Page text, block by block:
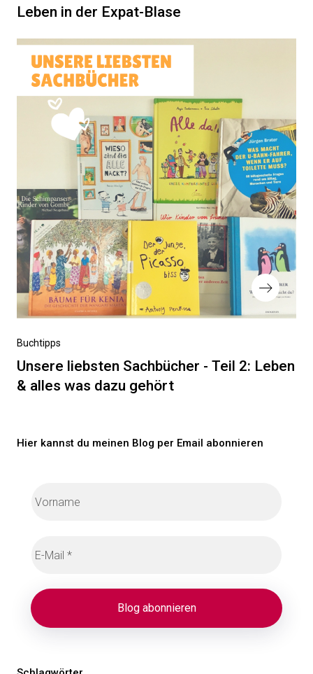
Beitrag
Leben in der Expat-Blase
Nächster
Beitrag
Buchtipps
Unsere liebsten Sachbücher - Teil 2: Leben
& alles was dazu gehört
Hier kannst du meinen Blog per Email abonnieren